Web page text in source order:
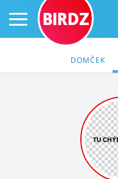
PRIHLÁS SA
ČINŽIAK
BIRDZ
DOMČEK